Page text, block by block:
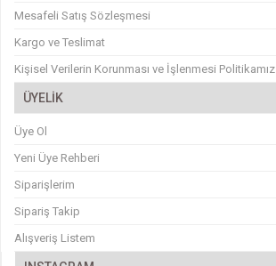
Mesafeli Satış Sözleşmesi
Kargo ve Teslimat
Kişisel Verilerin Korunması ve İşlenmesi Politikamız
ÜYELİK
Üye Ol
Yeni Üye Rehberi
Siparişlerim
Sipariş Takip
Alışveriş Listem